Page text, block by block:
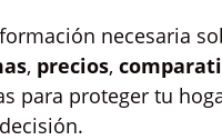
necesaria
, precios,
para proteger tu